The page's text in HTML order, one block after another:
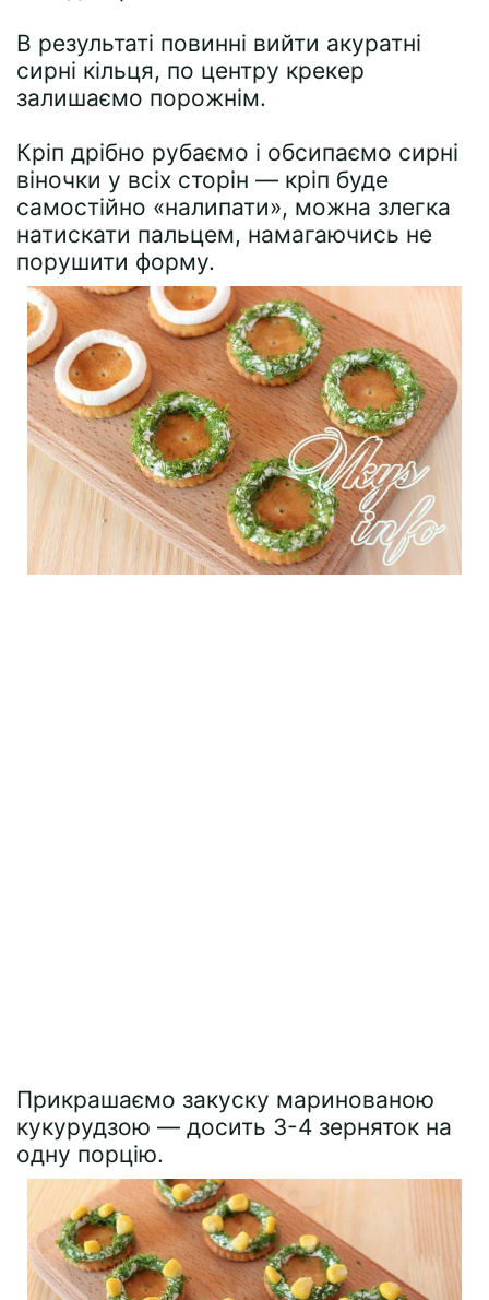
В результаті повинні вийти акуратні
сирні кільця, по центру крекер
залишаємо порожнім.
Кріп дрібно рубаємо і обсипаємо сирні
віночки у всіх сторін — кріп буде
самостійно «налипати», можна злегка
натискати пальцем, намагаючись не
порушити форму.
Прикрашаємо закуску маринованою
кукурудзою — досить 3-4 зерняток на
одну порцію.